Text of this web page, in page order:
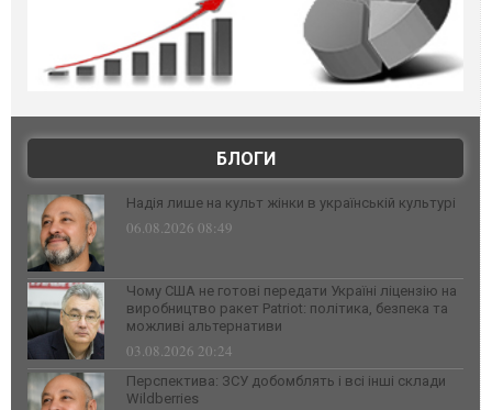
БЛОГИ
Надія лише на культ жінки в українській культурі
06.08.2026 08:49
Чому США не готові передати Україні ліцензію на
виробництво ракет Patriot: політика, безпека та
можливі альтернативи
03.08.2026 20:24
Перспектива: ЗСУ добомблять і всі інші склади
Wildberries